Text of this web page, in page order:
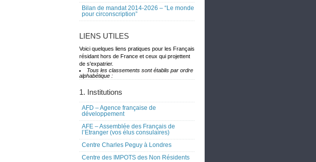
Bilan de mandat 2014-2026 – “Le monde
pour circonscription”
LIENS UTILES
Voici quelques liens pratiques pour les Français
résidant hors de France et ceux qui projettent
de s'expatrier.
Tous les classements sont établis par ordre
alphabétique :
1. Institutions
AFD – Agence française de
développement
AFE – Assemblée des Français de
l’Etranger (vos élus consulaires)
Centre Charles Peguy à Londres
Centre des IMPOTS des Non Résidents